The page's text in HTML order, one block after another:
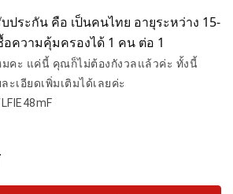
ประกัน คือ เป็นคนไทย อายุระหว่าง 15-
ความคุ้มครองได้ 1 คน ต่อ 1
มคะ แค่นี้ คุณก็ไม่ต้องกังวลแล้วค่ะ ทั้งนี้
ะเอียดเพิ่มเติมได้เลยค่ะ